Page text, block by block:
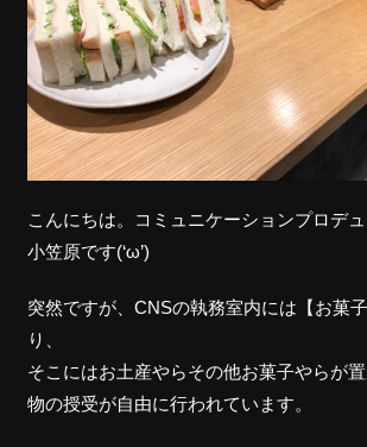
こんにちは。コミュニケーションプロデ
小笠原です(‘ω’)
突然ですが、CNSの執務室内には【お菓
り、
そこにはお土産やらその他お菓子やらが
物の授受が自由に行われています。